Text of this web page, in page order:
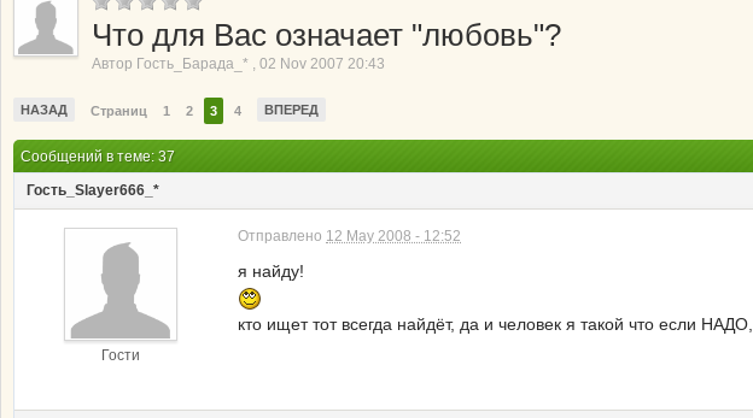
Что для Вас означает "любовь"?
Автор Гость_Барада_* , 02 Nov 2007 20:43
НАЗАД Страниц 1 2 3 4 ВПЕРЕД
Сообщений в теме: 37
Гость_Slayer666_*
Гости
Отправлено 12 May 2008 - 12:52
я найду!
кто ищет тот всегда найдёт, да и человек я такой что если